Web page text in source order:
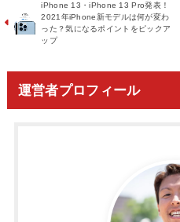
iPhone 13・iPhone 13 Pro発表！
2021年iPhone新モデルは何が変わ
った？気になるポイントをピックア
ップ
運営者プロフィール